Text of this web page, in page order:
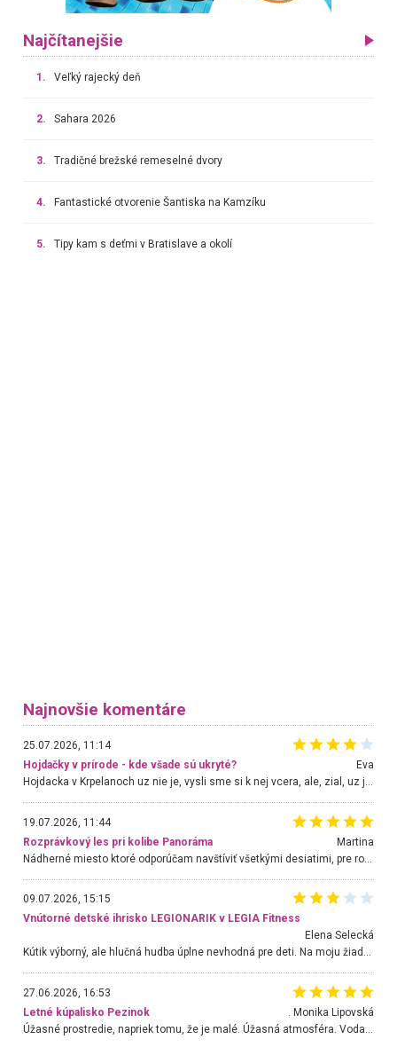
Najčítanejšie
1. Veľký rajecký deň
2. Sahara 2026
3. Tradičné brežské remeselné dvory
4. Fantastické otvorenie Šantiska na Kamzíku
5. Tipy kam s deťmi v Bratislave a okolí
Najnovšie komentáre
25.07.2026, 11:14
Hojdačky v prírode - kde všade sú ukryté?
Eva
Hojdacka v Krpelanoch uz nie je, vysli sme si k nej vcera, ale, zial, uz je znicena. Ak sem planujete cestu len kvoli hojdacke, mozete si ju usetrit. Krasny vyhlad je tu vsak aj bez hojdacky :-)
19.07.2026, 11:44
Rozprávkový les pri kolibe Panoráma
Martina
Nádherné miesto ktoré odporúčam navštíviť všetkými desiatimi, pre rodiny s deťmi, dôchodcom... Proste a jednoducho ozaj rozprávkový les.. určite ešte prídeme. Odniesli sme si na pamiatku krásne tričká,
09.07.2026, 15:15
Vnútorné detské ihrisko LEGIONARIK v LEGIA Fitness
Elena Selecká
Kútik výborný, ale hlučná hudba úplne nevhodná pre deti. Na moju žiadosť o aspoň sušenie nereagovali.
27.06.2026, 16:53
Letné kúpalisko Pezinok
. Monika Lipovská
Úžasné prostredie, napriek tomu, že je malé. Úžasná atmosféra. Voda fantastická a nádherná. Ľudí je pomerne veľa, ale su mili a ohľaduplní. Je veľmi zaujímavé sledovať, ako dokážu spolu športovať cudzí ľudia a bez ohľadu na vek. Vládne tu pohoda. Vnuka neviem dostať z vody. Ďakujem za krásny deň . Urcite sa sem vrátim. Jediný problém je s parkovaním, ale aj ten sa mi podarilo vyriešiť. Monika Bratislava